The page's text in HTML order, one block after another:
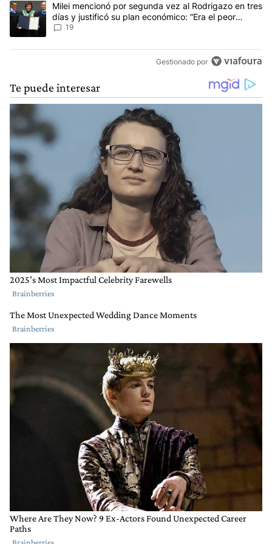
Un artículo de tendencia con el título "Milei mencionó por
Milei mencionó por segunda vez al Rodrigazo en tres
días y justificó su plan económico: “Era el peor
escenario posible”
19
Gestionado por